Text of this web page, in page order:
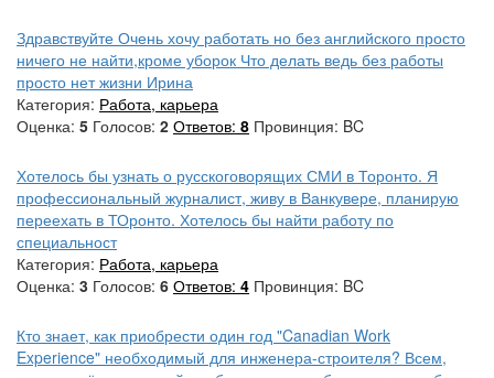
Здравствуйте Очень хочу работать но без английского просто
ничего не найти,кроме уборок Что делать ведь без работы
просто нет жизни Ирина
Категория: Работа, карьера
Оценка: 5 Голосов: 2 Ответов: 8 Провинция: BC
Хотелось бы узнать о русскоговорящих СМИ в Торонто. Я
профессиональный журналист, живу в Ванкувере, планирую
переехать в ТОронто. Хотелось бы найти работу по
специальност
Категория: Работа, карьера
Оценка: 3 Голосов: 6 Ответов: 4 Провинция: BC
Кто знает, как приобрести один год "Canadian Work
Experience" необходимый для инженера-строителя? Всем,